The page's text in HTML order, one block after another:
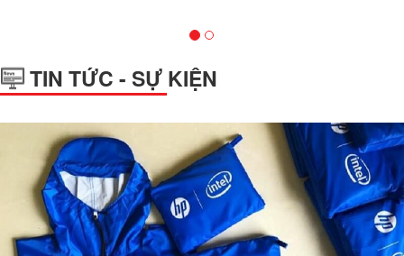
TIN TỨC - SỰ KIỆN